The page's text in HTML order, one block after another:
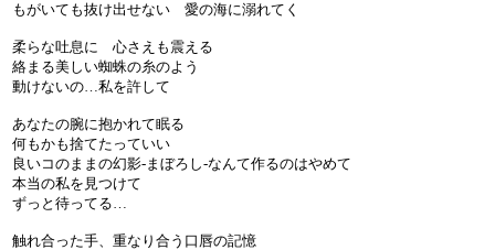
もがいても抜け出せない 愛の海に溺れてく
柔らな吐息に 心さえも震える
絡まる美しい蜘蛛の糸のよう
動けないの…私を許して
あなたの腕に抱かれて眠る
何もかも捨てたっていい
良いコのままの幻影-まぼろし-なんて作るのはやめて
本当の私を見つけて
ずっと待ってる…
触れ合った手、重なり合う口唇の記憶